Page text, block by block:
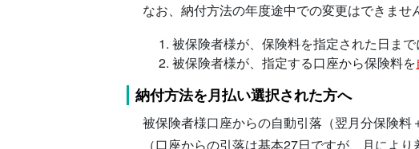
なお、納付方法の年度途中での変更はできませ
被保険者様が、保険料を指定された日ま
被保険者様が、指定する口座から保険料を
納付方法を月払い選択された方へ
被保険者様口座からの自動引落（翌月分保険料
（口座からの引落は基本27日ですが、月により